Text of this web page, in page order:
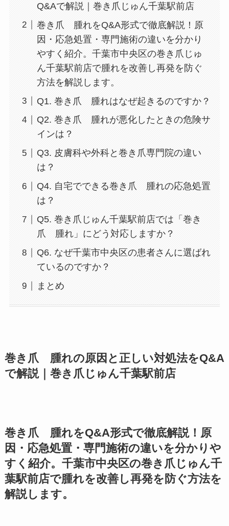
Q&Aで解説｜巻き爪じゅん千葉駅前店
巻き爪 腫れをQ&A形式で徹底解説！原
因・応急処置・専門施術の違いを分かり
やすく紹介。千葉市中央区の巻き爪じゅ
ん千葉駅前店で腫れを改善し再発を防ぐ
方法を解説します。
Q1. 巻き爪 腫れはなぜ起きるのですか？
Q2. 巻き爪 腫れが悪化したときの危険サ
インは？
Q3. 皮膚科や外科と巻き爪専門院の違い
は？
Q4. 自宅でできる巻き爪 腫れの応急処置
は？
Q5. 巻き爪じゅん千葉駅前店では「巻き
爪 腫れ」にどう対応しますか？
Q6. なぜ千葉市中央区の患者さんに選ばれ
ているのですか？
まとめ
巻き爪 腫れの原因と正しい対処法をQ&A
で解説｜巻き爪じゅん千葉駅前店
巻き爪 腫れをQ&A形式で徹底解説！原
因・応急処置・専門施術の違いを分かりや
すく紹介。千葉市中央区の巻き爪じゅん千
葉駅前店で腫れを改善し再発を防ぐ方法を
解説します。